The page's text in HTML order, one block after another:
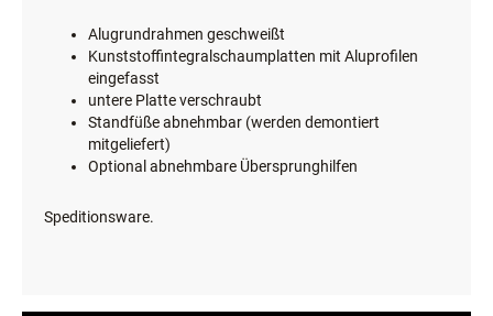
Alugrundrahmen geschweißt
Kunststoffintegralschaumplatten mit Aluprofilen
eingefasst
untere Platte verschraubt
Standfüße abnehmbar (werden demontiert
mitgeliefert)
Optional abnehmbare Übersprunghilfen
Speditionsware.